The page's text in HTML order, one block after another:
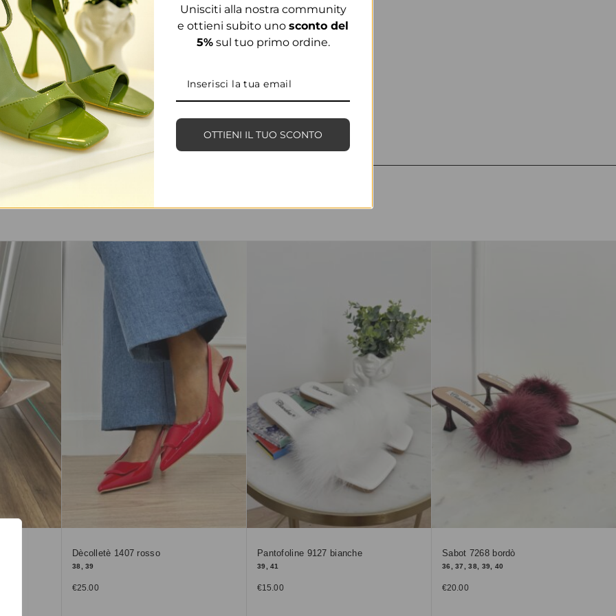
Dècolletè 1407 rosso
38, 39
€25.00
Pantofoline 9127 bianche
39, 41
€15.00
Sabot 7268 bordò
36, 37, 38, 39, 40
€20.00
Unisciti alla nostra community
e ottieni subito uno sconto del
5%sul tuo primo ordine.
OTTIENI IL TUO SCONTO